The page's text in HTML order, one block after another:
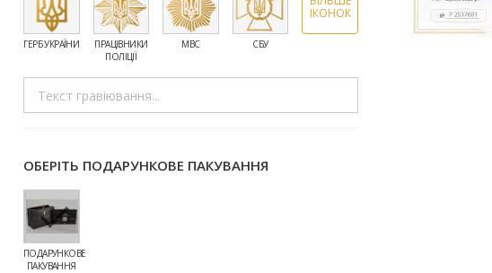
ГЕРБ УКРАЇНИ
ПРАЦІВНИКИ
ПОЛІЦІЇ
МВС СБУ
ІКОНОК
ОБЕРІТЬ ПОДАРУНКОВЕ ПАКУВАННЯ
ПОДАРУНКОВЕ
ПАКУВАННЯ